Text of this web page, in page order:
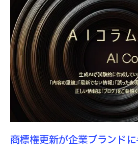
特許庁の最新ガイドライ
ガイドラインを活用した
ガイドライン変更によ
商標権更新のためのガイ
ガイドラインに基づく
最新ガイドラインをフォ
する方法
商標権更新が企業ブランド